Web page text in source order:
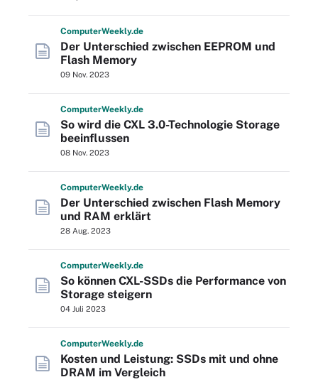
ComputerWeekly.de
Der Unterschied zwischen EEPROM und
Flash Memory
09 Nov. 2023
ComputerWeekly.de
So wird die CXL 3.0-Technologie Storage
beeinflussen
08 Nov. 2023
ComputerWeekly.de
Der Unterschied zwischen Flash Memory
und RAM erklärt
28 Aug. 2023
ComputerWeekly.de
So können CXL-SSDs die Performance von
Storage steigern
04 Juli 2023
ComputerWeekly.de
Kosten und Leistung: SSDs mit und ohne
DRAM im Vergleich